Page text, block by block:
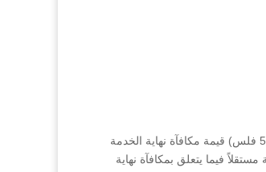
مبدأ قانوني حيث إن السند رقم (6391) الموقع من مورث المدعين بفيد استلامه مبلغ (6093 ديناراً ) و (500 فلس) قيمة مكافآة نهاية الخدمة
والذي تضمن إبراء ذمة الشركة مستقلاً فيما يتعلق بمكافآة نهاية